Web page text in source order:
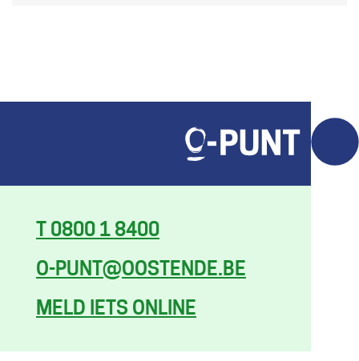
KOM HIER
MET AL JE
VRAGEN, EN
ZELFS OM
T 0800 1 8400
O-PUNT@OOSTENDE.BE
MELD IETS ONLINE